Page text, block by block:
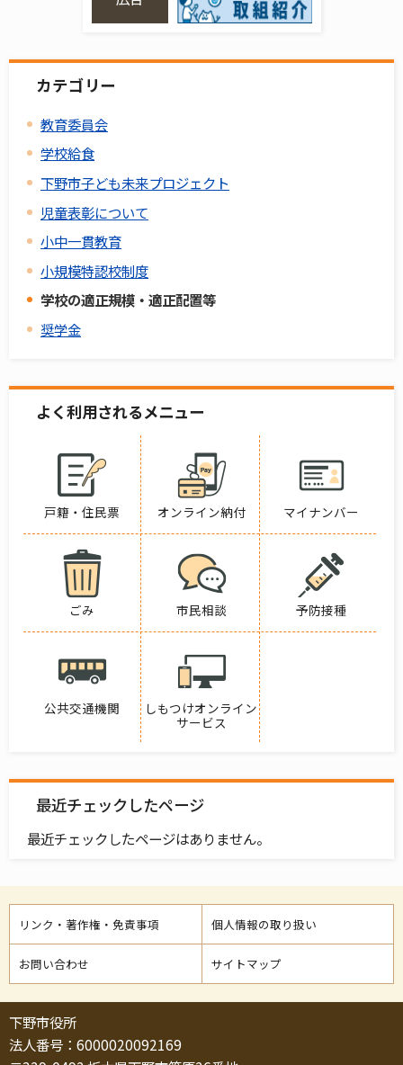
カテゴリー
教育委員会
学校給食
下野市子ども未来プロジェクト
児童表彰について
小中一貫教育
小規模特認校制度
学校の適正規模・適正配置等
奨学金
よく利用されるメニュー
戸籍・住民票 オンライン納付 マイナンバー
ごみ 市民相談 予防接種
公共交通機関
しもつけオンライン
サービス
最近チェックしたページ
最近チェックしたページはありません。
リンク・著作権・免責事項 個人情報の取り扱い
お問い合わせ サイトマップ
下野市役所
法人番号：6000020092169